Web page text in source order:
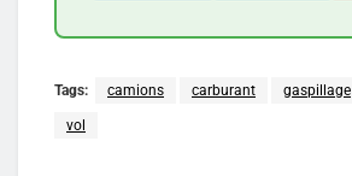
Tags: camions carburant gaspillage
vol